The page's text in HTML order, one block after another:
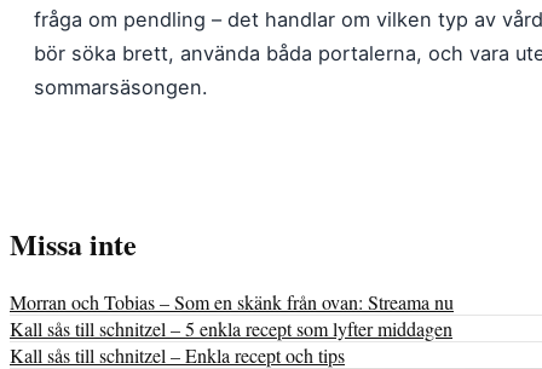
fråga om pendling – det handlar om vilken typ av
bör söka brett, använda båda portalerna, och vara
sommarsäsongen.
Missa inte
Morran och Tobias – Som en skänk från ovan: Streama nu
Kall sås till schnitzel – 5 enkla recept som lyfter middagen
Kall sås till schnitzel – Enkla recept och tips